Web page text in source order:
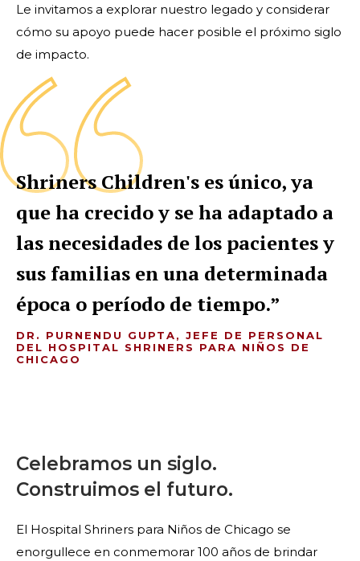
Le invitamos a explorar nuestro legado y considerar
cómo su apoyo puede hacer posible el próximo siglo
de impacto.
Shriners Children's es único, ya
que ha crecido y se ha adaptado a
las necesidades de los pacientes y
sus familias en una determinada
época o período de tiempo.
DR. PURNENDU GUPTA, JEFE DE PERSONAL
DEL HOSPITAL SHRINERS PARA NIÑOS DE
CHICAGO
Celebramos un siglo.
Construimos el futuro.
El Hospital Shriners para Niños de Chicago se
enorgullece en conmemorar 100 años de brindar